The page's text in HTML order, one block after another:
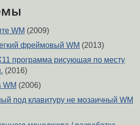
WM (2009)
фреймовый WM (2013)
программа рисующая по месту
(2016)
WM (2006)
под клавитуру не мозаичный WM